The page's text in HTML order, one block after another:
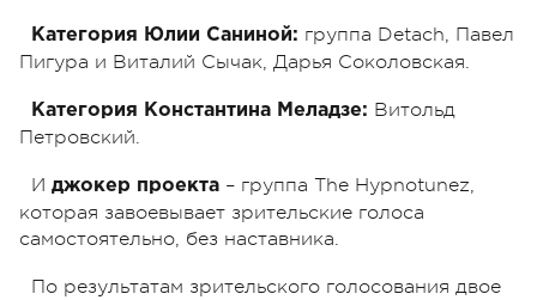
Категория Юлии Саниной: группа Detach, Павел
Пигура и Виталий Сычак, Дарья Соколовская.
Категория Константина Меладзе: Витольд
Петровский.
И джокер проекта – группа The Hypnotunez,
которая завоевывает зрительские голоса
самостоятельно, без наставника.
По результатам зрительского голосования двое